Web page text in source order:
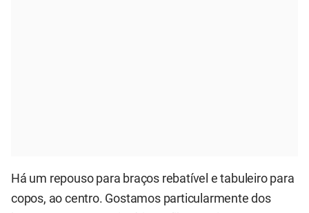
Há um repouso para braços rebatível e tabuleiro para
copos, ao centro. Gostamos particularmente dos